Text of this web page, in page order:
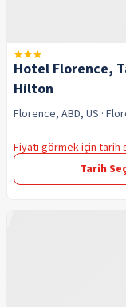
Hotel Florence,
Hilton
Florence, ABD, US ·
Fiyatı görmek için tarih
Tarih